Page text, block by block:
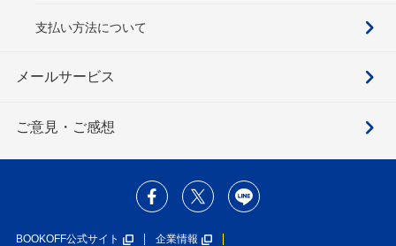
支払い方法について
メールサービス
ご意見・ご感想
BOOKOFF公式サイト 企業情報